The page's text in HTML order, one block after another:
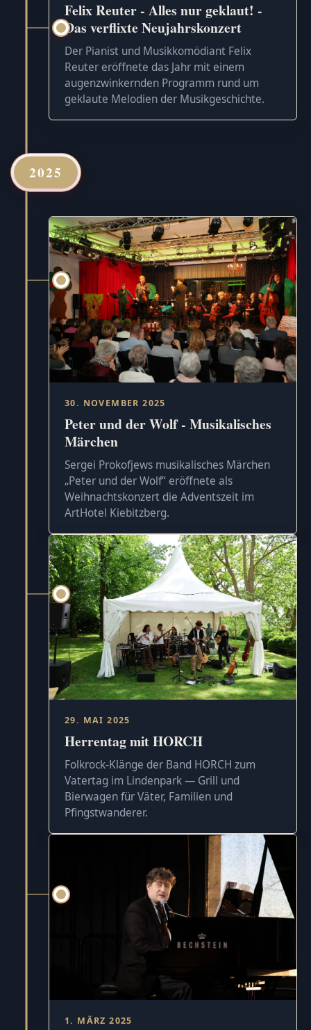
Felix Reuter - Alles nur geklaut! -
Das verflixte Neujahrskonzert
Der Pianist und Musikkomödiant Felix
Reuter eröffnete das Jahr mit einem
augenzwinkernden Programm rund um
geklaute Melodien der Musikgeschichte.
2025
30. NOVEMBER 2025
Peter und der Wolf - Musikalisches
Märchen
Sergei Prokofjews musikalisches Märchen
„Peter und der Wolf“ eröffnete als
Weihnachtskonzert die Adventszeit im
ArtHotel Kiebitzberg.
29. MAI 2025
Herrentag mit HORCH
Folkrock-Klänge der Band HORCH zum
Vatertag im Lindenpark — Grill und
Bierwagen für Väter, Familien und
Pfingstwanderer.
1. MÄRZ 2025